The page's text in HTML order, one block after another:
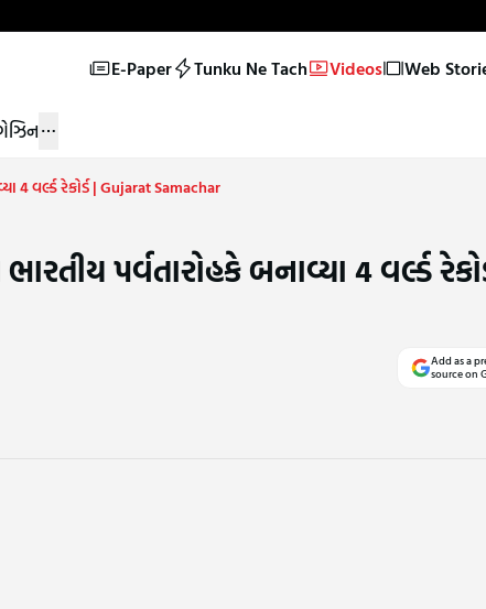
E-Paper Tunku Ne Tach Videos Web
4 વર્લ્ડ રેકોર્ડ | Gujarat Samachar
પર્વતારોહકે બનાવ્યા 4 વર્લ્ડ
Add as a
source on